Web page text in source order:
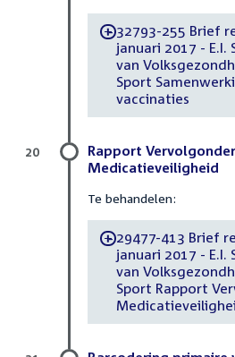
-32793-255 Brief
januari 2017 - E.I.
van
Sport
vaccinaties
Rapport
Medicatieveiligheid
Te behandelen:
-29477-413 Brief
januari 2017 - E.I.
van
Sport Rapport
20